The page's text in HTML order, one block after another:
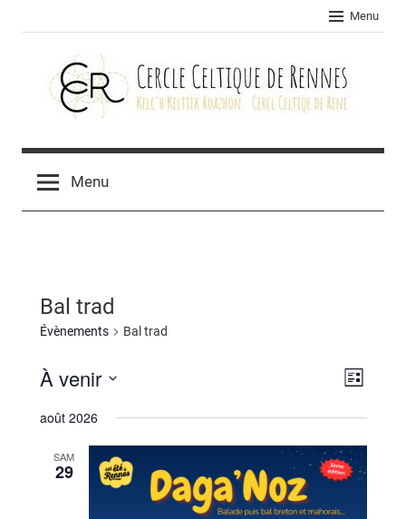
Menu
Cercle
celtique
Menu
Bal trad
Évènements Bal trad
par
Liste
À venir
date.
août 2026
SAM
29